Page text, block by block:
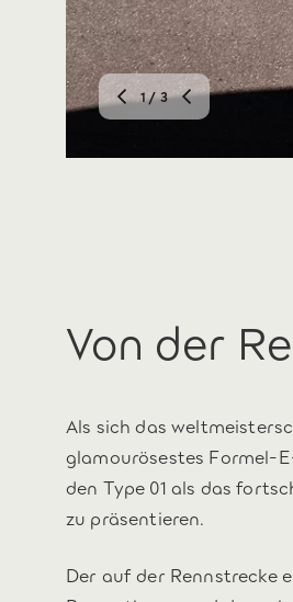
1/ 3
Von der
Als sich das
glamourösestes Formel-
den Type 01 als das
zu präsentieren.
Der auf der Rennstrecke